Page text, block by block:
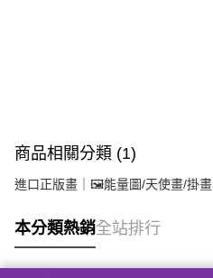
商品相關分類 (1)
進口正版畫｜🖼️能量圖/天使畫/掛畫
本分類熱銷全站排行